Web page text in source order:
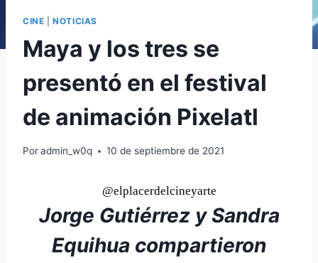
CINE |NOTICIAS
Maya y los tres se
presentó en el festival
de animación Pixelatl
Poradmin_w0q 10 de septiembre de 2021
@elplacerdelcineyarte
Jorge Gutiérrez y Sandra
Equihua compartieron